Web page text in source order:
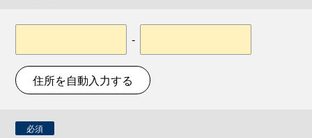
-
住所を自動入力する
必須